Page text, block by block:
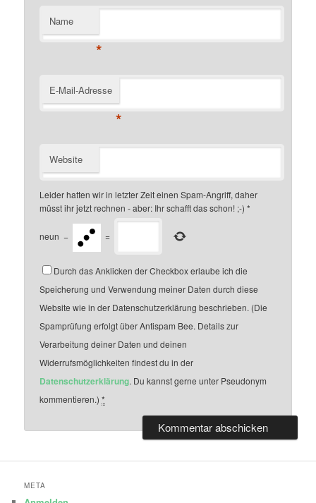
Name
*
E-Mail-Adresse
*
Website
Leider hatten wir in letzter Zeit einen Spam-Angriff, daher
müsst ihr jetzt rechnen - aber: Ihr schafft das schon! ;-) *
neun − =
Durch das Anklicken der Checkbox erlaube ich die
Speicherung und Verwendung meiner Daten durch diese
Website wie in der Datenschutzerklärung beschrieben. (Die
Spamprüfung erfolgt über Antispam Bee. Details zur
Verarbeitung deiner Daten und deinen
Widerrufsmöglichkeiten findest du in der
Datenschutzerklärung. Du kannst gerne unter Pseudonym
kommentieren.)*
META